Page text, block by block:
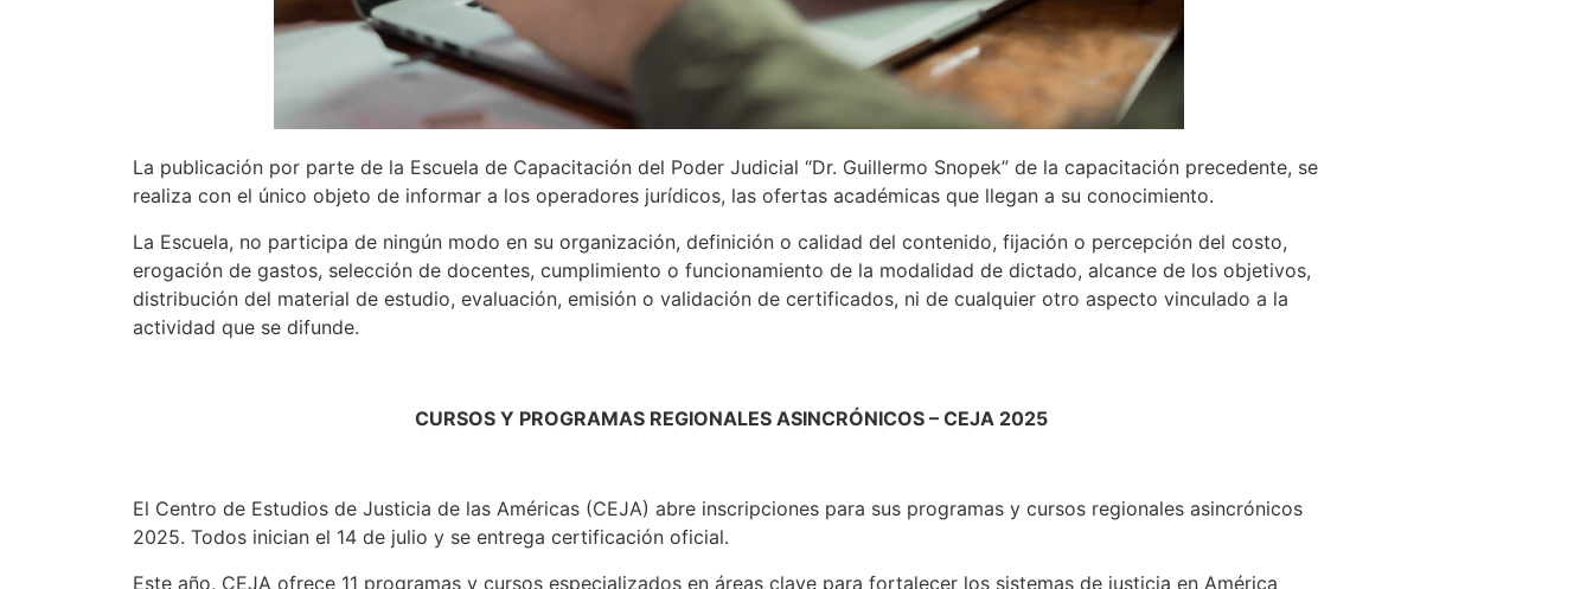
La publicación por parte de la Escuela de Capacitación del Poder Judicial “Dr. Guillermo Snopek” de la capacitación precedente, se
realiza con el único objeto de informar a los operadores jurídicos, las ofertas académicas que llegan a su conocimiento.
La Escuela, no participa de ningún modo en su organización, definición o calidad del contenido, fijación o percepción del costo,
erogación de gastos, selección de docentes, cumplimiento o funcionamiento de la modalidad de dictado, alcance de los objetivos,
distribución del material de estudio, evaluación, emisión o validación de certificados, ni de cualquier otro aspecto vinculado a la
actividad que se difunde.
CURSOS Y PROGRAMAS REGIONALES ASINCRÓNICOS – CEJA 2025
El Centro de Estudios de Justicia de las Américas (CEJA) abre inscripciones para sus programas y cursos regionales asincrónicos
2025. Todos inician el 14 de julio y se entrega certificación oficial.
Este año, CEJA ofrece 11 programas y cursos especializados en áreas clave para fortalecer los sistemas de justicia en América